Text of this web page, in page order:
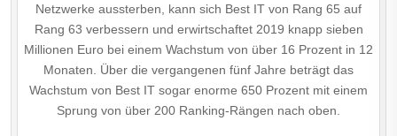
Netzwerke aussterben, kann sich Best IT von Rang 65 auf
Rang 63 verbessern und erwirtschaftet 2019 knapp sieben
Millionen Euro bei einem Wachstum von über 16 Prozent in 12
Monaten. Über die vergangenen fünf Jahre beträgt das
Wachstum von Best IT sogar enorme 650 Prozent mit einem
Sprung von über 200 Ranking-Rängen nach oben.